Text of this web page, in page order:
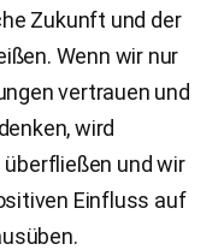
Zukunft und der
Wenn wir nur
vertrauen und
wird
und wir
Einfluss auf